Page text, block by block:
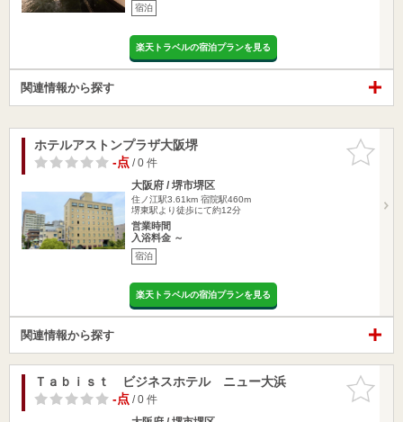
宿泊
楽天トラベルの宿泊プランを見る
関連情報から探す
お気に入
りに追加
ホテルアストンプラザ大阪堺
-点/ 0 件
大阪府 / 堺市堺区
住ノ江駅3.61km 宿院駅460m
堺東駅より徒歩にて約12分
営業時間
入浴料金 ～
宿泊
楽天トラベルの宿泊プランを見る
関連情報から探す
お気に入
りに追加
Ｔａｂｉｓｔ ビジネスホテル ニュー大浜
-点/ 0 件